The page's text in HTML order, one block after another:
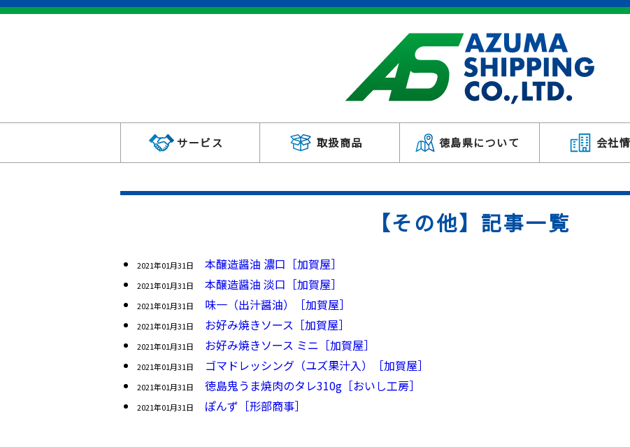
サービス 取扱商品 徳島県について 会社
【その他】記事一覧
2021年01月31日 本醸造醤油 濃口［加賀屋］
2021年01月31日 本醸造醤油 淡口［加賀屋］
2021年01月31日 味一（出汁醤油）［加賀屋］
2021年01月31日 お好み焼きソース［加賀屋］
2021年01月31日 お好み焼きソース ミニ［加賀屋］
2021年01月31日 ゴマドレッシング（ユズ果汁入）［加賀屋］
2021年01月31日 徳島鬼うま焼肉のタレ310g［おいし工房］
2021年01月31日 ぽんず［形部商事］